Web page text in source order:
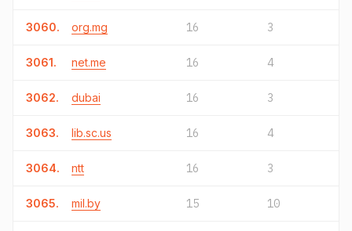
3060. org.mg 16 3
3061. net.me 16 4
3062. dubai 16 3
3063. lib.sc.us 16 4
3064. ntt 16 3
3065. mil.by 15 10